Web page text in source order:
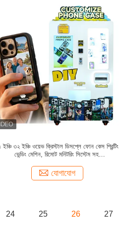
ইঞ্চি ৩২ ইঞ্চি ওয়েভ ক্রিস্টাল ডিসপ্লে ফোন কেস প্রিন্টিং
ভেন্ডিং মেশিন, রিমোট মনিটরিং সিস্টেম সহ
যোগাযোগ
24 25 26 27